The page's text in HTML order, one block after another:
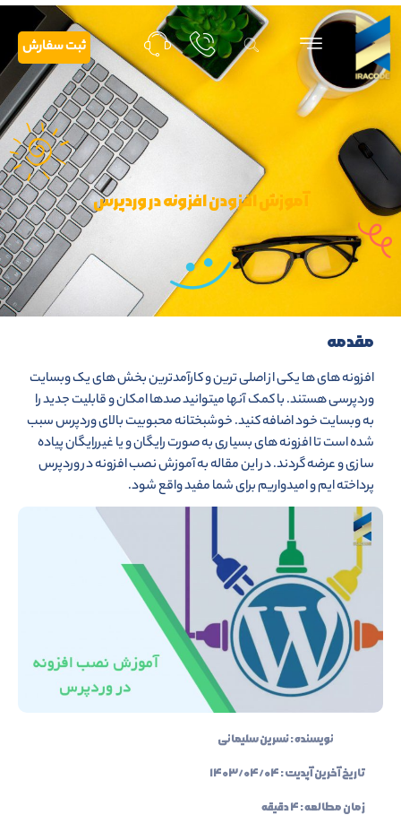
ثبت سفارش
آموزش افزودن افزونه در وردپرس
مقدمه
افزونه های ها یکی از اصلی ترین و کارآمدترین بخش های یک وبسایت
وردپرسی هستند. با کمک آنها میتوانید صدها امکان و قابلیت جدید را
به وبسایت خود اضافه کنید. خوشبختانه محبوبیت بالای وردپرس سبب
شده است تا افزونه های بسیاری به صورت رایگان و یا غیررایگان پیاده
سازی و عرضه گردند. در این مقاله به آموزش نصب افزونه در وردپرس
پرداخته ایم و امیدواریم برای شما مفید واقع شود.
نویسنده :نسرین سلیمانی
تاریخ آخرین آپدیت :۱۴۰۳/۰۴/۰۴
زمان مطالعه : ۴ دقیقه